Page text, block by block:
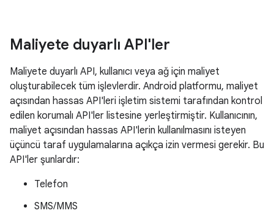
Maliyete duyarlı API'ler
Maliyete duyarlı API, kullanıcı veya ağ için maliyet
oluşturabilecek tüm işlevlerdir. Android platformu, maliyet
açısından hassas API'leri işletim sistemi tarafından kontrol
edilen korumalı API'ler listesine yerleştirmiştir. Kullanıcının,
maliyet açısından hassas API'lerin kullanılmasını isteyen
üçüncü taraf uygulamalarına açıkça izin vermesi gerekir. Bu
API'ler şunlardır:
Telefon
SMS/MMS